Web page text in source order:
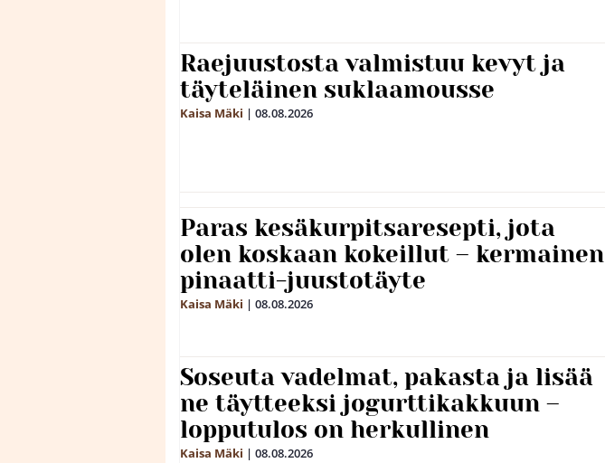
Raejuustosta valmistuu kevyt ja
täyteläinen suklaamousse
Kaisa Mäki | 08.08.2026
Paras kesäkurpitsaresepti, jota
olen koskaan kokeillut – kermainen
pinaatti-juustotäyte
Kaisa Mäki | 08.08.2026
Soseuta vadelmat, pakasta ja lisää
ne täytteeksi jogurttikakkuun –
lopputulos on herkullinen
Kaisa Mäki | 08.08.2026